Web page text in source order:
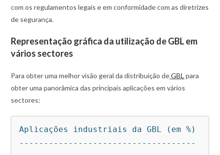
com os regulamentos legais e em conformidade com as diretrizes
de segurança.
Representação gráfica da utilização de GBL em
vários sectores
Para obter uma melhor visão geral da distribuição deGBLpara
obter uma panorâmica das principais aplicações em vários
sectores:
Aplicações industriais da GBL (em %)
------------------------------------